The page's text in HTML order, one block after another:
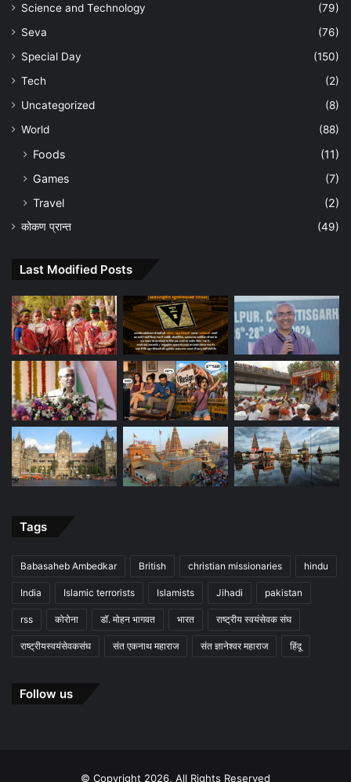
Science and Technology
(79)
Seva
(76)
Special Day
(150)
Tech
(2)
Uncategorized
(8)
World
(88)
Foods
(11)
Games
(7)
Travel
(2)
कोकण प्रान्त (49)
Last Modified Posts
Tags
Babasaheb Ambedkar British christian missionaries hindu
India Islamic terrorists Islamists Jihadi pakistan
rss कोरोना डॉ. मोहन भागवत भारत राष्ट्रीय स्वयंसेवक संघ
राष्ट्रीयस्वयंसेवकसंघ संत एकनाथ महाराज संत ज्ञानेश्वर महाराज हिंदू
Follow us
© Copyright 2026, All Rights Reserved